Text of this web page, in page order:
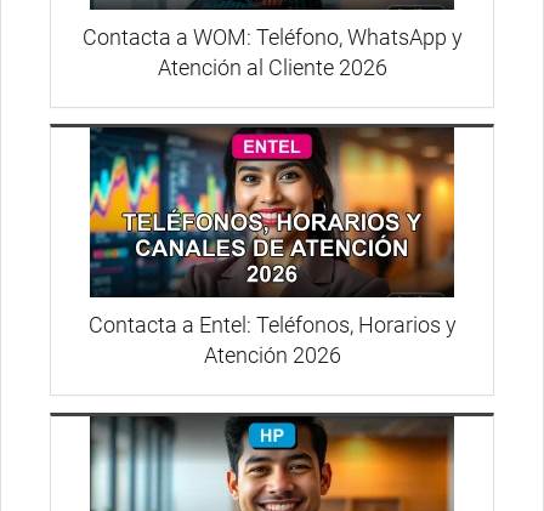
Contacta a WOM: Teléfono, WhatsApp y
Atención al Cliente 2026
Contacta a Entel: Teléfonos, Horarios y
Atención 2026